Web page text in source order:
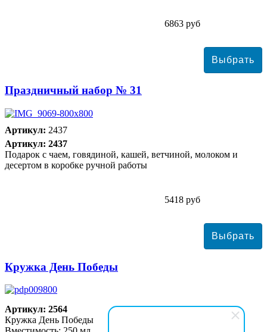
6863 руб
Праздничный набор № 31
Артикул: 2437
Артикул: 2437
Подарок с чаем, говядиной, кашей, ветчиной, молоком и
десертом в коробке ручной работы
5418 руб
Кружка День Победы
Артикул: 2564
Кружка День Победы